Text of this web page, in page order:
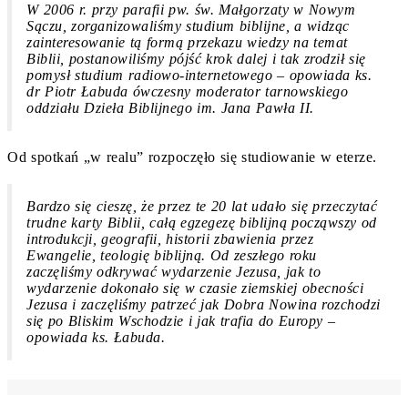
W 2006 r. przy parafii pw. św. Małgorzaty w Nowym
Sączu, zorganizowaliśmy studium biblijne, a widząc
zainteresowanie tą formą przekazu wiedzy na temat
Biblii, postanowiliśmy pójść krok dalej i tak zrodził się
pomysł studium radiowo-internetowego – opowiada ks.
dr Piotr Łabuda ówczesny moderator tarnowskiego
oddziału Dzieła Biblijnego im. Jana Pawła II.
Od spotkań „w realu” rozpoczęło się studiowanie w eterze.
Bardzo się cieszę, że przez te 20 lat udało się przeczytać
trudne karty Biblii, całą egzegezę biblijną począwszy od
introdukcji, geografii, historii zbawienia przez
Ewangelie, teologię biblijną. Od zeszłego roku
zaczęliśmy odkrywać wydarzenie Jezusa, jak to
wydarzenie dokonało się w czasie ziemskiej obecności
Jezusa i zaczęliśmy patrzeć jak Dobra Nowina rozchodzi
się po Bliskim Wschodzie i jak trafia do Europy –
opowiada ks. Łabuda.